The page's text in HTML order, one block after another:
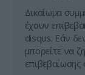
Δικαίωμα
έχουν
disqus. Εάν
μπορείτε να